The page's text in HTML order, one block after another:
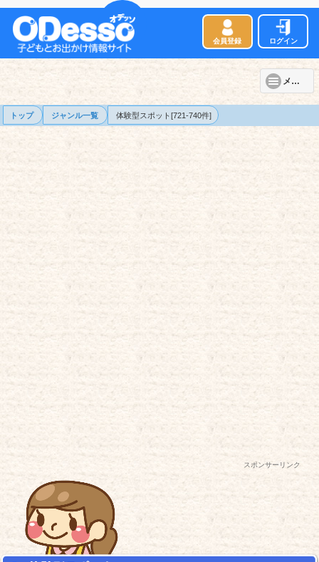
会員登録 ログイン
メニュー
トップ ジャンル一覧 体験型スポット[721-740件]
スポンサーリンク